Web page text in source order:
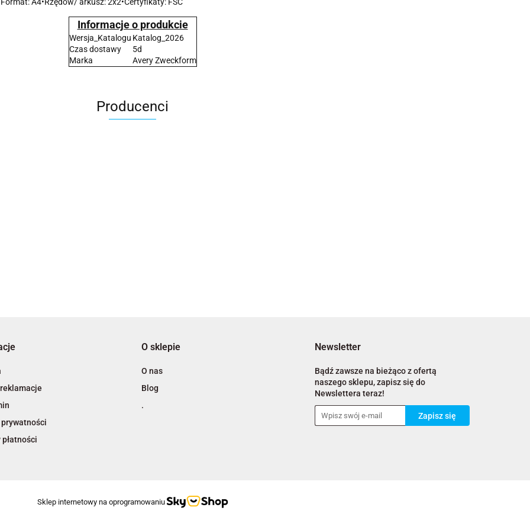
Informacje o produkcie
Wersja_Katalogu Katalog_2026
Czas dostawy
5d
Marka
Avery Zweckform
Producenci
A4 Tech
płatności
O sklepie
O nas
Blog
.
Newsletter
Bądź zawsze na bieżąco z ofertą
naszego sklepu, zapisz się do
Newslettera teraz!
Sklep internetowy na oprogramowaniu